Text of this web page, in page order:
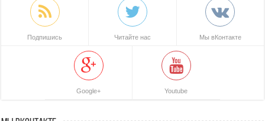
Подпишись Читайте нас Мы вКонтакте
Google+ Youtube